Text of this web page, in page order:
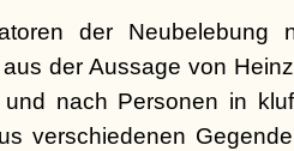
der Neubelebung
der Aussage von
nach Personen in
verschiedenen